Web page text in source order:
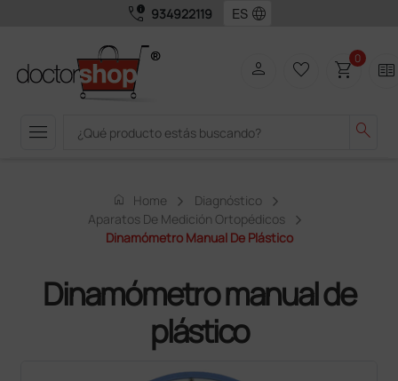
call_quality 934922119 language
menu search
person favorite_border shopping_cart0 two_pager
home Home
Diagnóstico
Aparatos De Medición Ortopédicos
Dinamómetro Manual De Plástico
Dinamómetro manual de
plástico